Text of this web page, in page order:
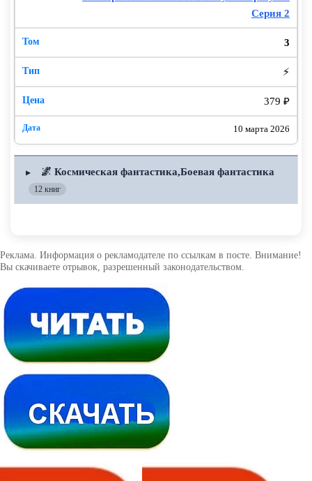
Серия 2
3
⚡
379 ₽
10 марта 2026
▶ 🌌 Космическая фантастика,Боевая фантастика
12 книг
Реклама. Информация о рекламодателе по ссылкам в посте. Внимание!
Вы скачиваете отрывок, разрешенный законодательством.